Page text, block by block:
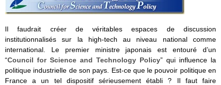
Il faudrait créer de véritables espaces de discussion
institutionnalisés sur la high-tech au niveau national comme
international. Le premier ministre japonais est entouré d’un
“Council for Science and Technology Policy” qui influence la
politique industrielle de son pays. Est-ce que le pouvoir politique en
France a un tel dispositif sérieusement établi ? Il faut faire